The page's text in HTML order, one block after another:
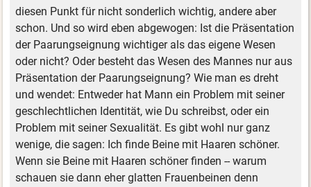
diesen Punkt für nicht sonderlich wichtig, andere aber
schon. Und so wird eben abgewogen: Ist die Präsentation
der Paarungseignung wichtiger als das eigene Wesen
oder nicht? Oder besteht das Wesen des Mannes nur aus
Präsentation der Paarungseignung? Wie man es dreht
und wendet: Entweder hat Mann ein Problem mit seiner
geschlechtlichen Identität, wie Du schreibst, oder ein
Problem mit seiner Sexualität. Es gibt wohl nur ganz
wenige, die sagen: Ich finde Beine mit Haaren schöner.
Wenn sie Beine mit Haaren schöner finden -- warum
schauen sie dann eher glatten Frauenbeinen denn